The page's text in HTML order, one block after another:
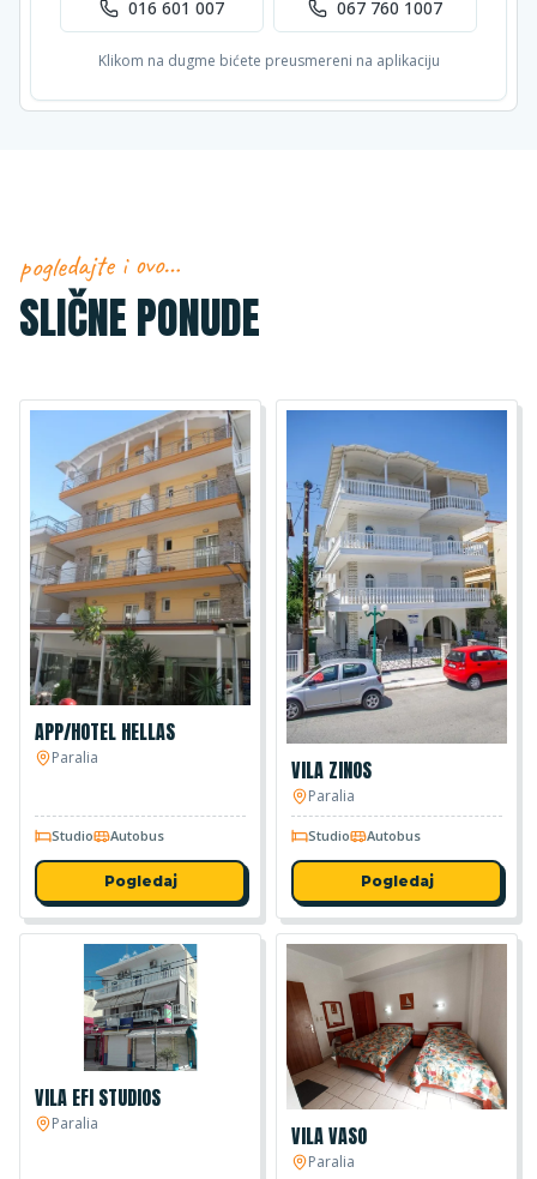
016 601 007 067 760 1007
Klikom na dugme bićete preusmereni na aplikaciju
pogledajte i ovo…
SLIČNE PONUDE
APP/HOTEL HELLAS
Paralia
Studio Autobus
Pogledaj
VILA ZINOS
Paralia
Studio Autobus
Pogledaj
VILA EFI STUDIOS
Paralia VILA VASO
Paralia